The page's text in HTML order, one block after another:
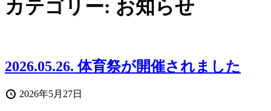
カテゴリー: お知らせ
2026.05.26. 体育祭が開催されました
投
2026年5月27日